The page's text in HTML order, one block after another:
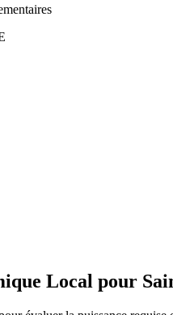
Local pour